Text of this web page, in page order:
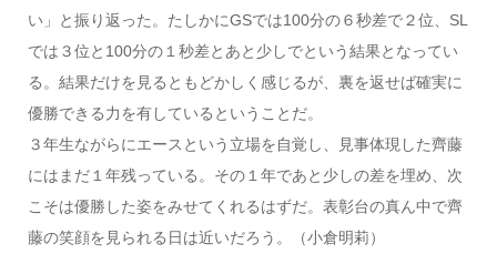
い」と振り返った。たしかにGSでは100分の６秒差で２位、SL
では３位と100分の１秒差とあと少しでという結果となってい
る。結果だけを見るともどかしく感じるが、裏を返せば確実に
優勝できる力を有しているということだ。
３年生ながらにエースという立場を自覚し、見事体現した齊藤
にはまだ１年残っている。その１年であと少しの差を埋め、次
こそは優勝した姿をみせてくれるはずだ。表彰台の真ん中で齊
藤の笑顔を見られる日は近いだろう。（小倉明莉）